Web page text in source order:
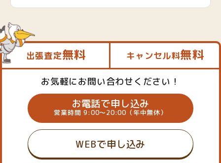
出張査定無料 キャンセル料無料
お気軽にお問い合わせください！
お電話で申し込み
営業時間 9:00～20:00（年中無休）
WEBで申し込み